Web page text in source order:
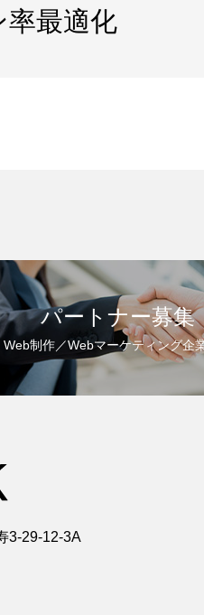
最適化
パートナー募集
Web制作／Webマーケティング企
3-29-12-3A